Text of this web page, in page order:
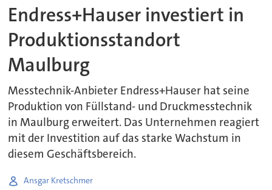
Endress+Hauser investiert in
Produktionsstandort
Maulburg
Messtechnik-Anbieter Endress+Hauser hat seine
Produktion von Füllstand- und Druckmesstechnik
in Maulburg erweitert. Das Unternehmen reagiert
mit der Investition auf das starke Wachstum in
diesem Geschäftsbereich.
Ansgar Kretschmer